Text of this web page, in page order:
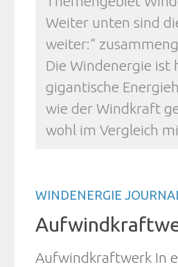
Weiter unten sind
weiter:“
Die Windenergie ist
gigantische
wie der Windkraft
wohl im Vergleich
WINDENERGIE JOURNAL
Aufwindkraftwerk In